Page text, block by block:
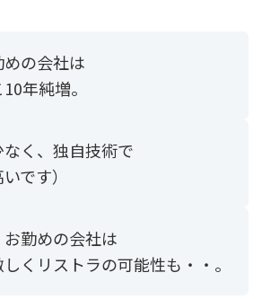
の会社は
年純増。
なく、独自技術で
です）
勤めの会社は
くリストラの可能性も・・。